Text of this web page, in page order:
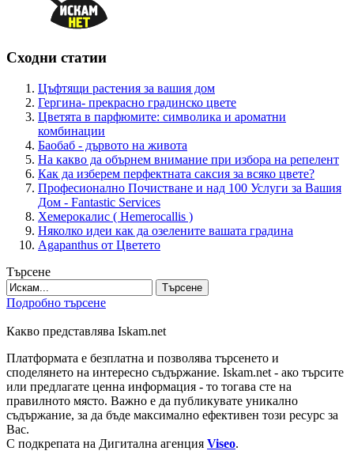
Сходни статии
Цъфтящи растения за вашия дом
Гергина- прекрасно градинско цветe
Цветята в парфюмите: символика и ароматни
комбинации
Баобаб - дървото на живота
На какво да обърнем внимание при избора на репелент
Как да изберем перфектната саксия за всяко цвете?
Професионално Почистване и над 100 Услуги за Вашия
Дом - Fantastic Services
Хемерокалис ( Hemerocallis )
Няколко идеи как да озелените вашата градина
Agapanthus от Цветето
Търсене
Търсене
Подробно търсене
Какво представлява Iskam.net
Платформата е безплатна и позволява търсенето и
споделянето на интересно съдържание. Iskam.net - ако търсите
или предлагате ценна информация - то тогава сте на
правилното място. Важно е да публикувате уникално
съдържание, за да бъде максимално ефективен този ресурс за
Вас.
С подкрепата на Дигитална агенция Viseo.